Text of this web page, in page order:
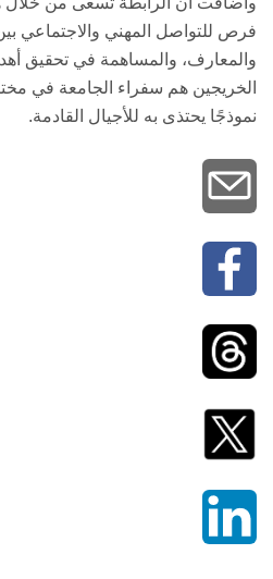
فرص للتواصل المهني والاجتماعي
والمعارف، والمساهمة في تحقيق
الخريجين هم سفراء الجامعة في
نموذجًا يحتذى به للأجيال القادمة.